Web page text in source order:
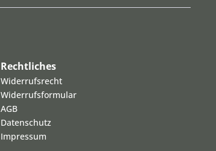
Rechtliches
Widerrufsrecht
Widerrufsformular
AGB
Datenschutz
Impressum